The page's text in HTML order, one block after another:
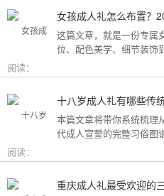
这篇文章，就是一份专属
位、配色美学、细节装饰
得她铭记一生的成人礼
阅读：
十八岁成人礼有哪些传
本篇文章将带你系统梳理
代成人宣誓的完整习俗图
阅读：